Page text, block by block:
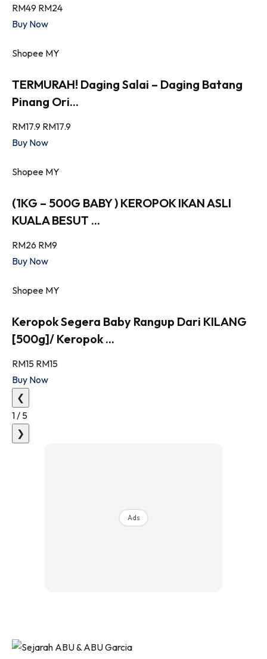
RM49 RM24
Buy Now
Shopee MY
TERMURAH! Daging Salai – Daging Batang
Pinang Ori...
RM17.9 RM17.9
Buy Now
Shopee MY
(1KG – 500G BABY ) KEROPOK IKAN ASLI
KUALA BESUT ...
RM26 RM9
Buy Now
Shopee MY
Keropok Segera Baby Rangup Dari KILANG
[500g]/ Keropok ...
RM15 RM15
Buy Now
❮
1/ 5
❯
Ads